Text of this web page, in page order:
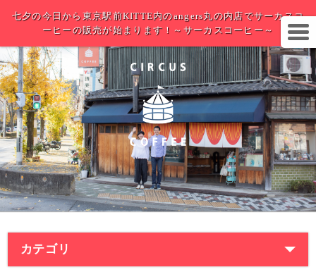
七夕の今日から東京駅前KITTE内のangers丸の内店でサーカスコ
ーヒーの販売が始まります！～サーカスコーヒー～
カテゴリ